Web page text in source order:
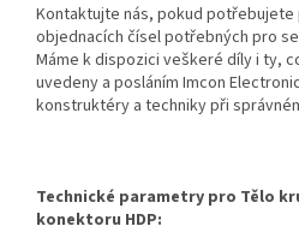
Kontaktujte nás, pokud
objednacích čísel potřebných pro
Máme k dispozici veškeré díly i ty,
uvedeny a posláním Imcon
konstruktéry a techniky při
Technické parametry pro Tělo
konektoru HDP: